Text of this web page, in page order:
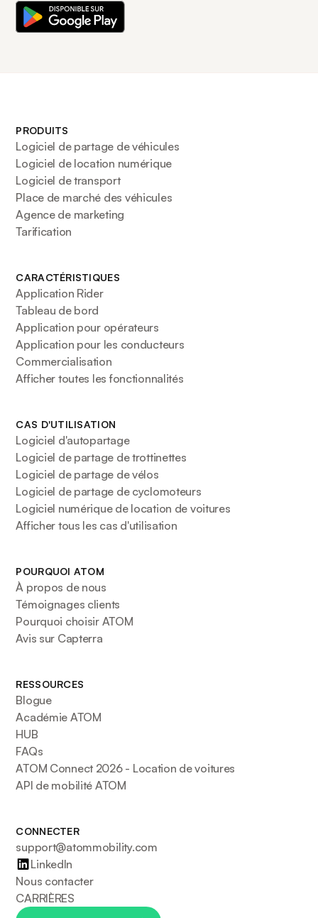
PRODUITS
Logiciel de partage de véhicules
Logiciel de location numérique
Logiciel de transport
Place de marché des véhicules
Agence de marketing
Tarification
CARACTÉRISTIQUES
Application Rider
Tableau de bord
Application pour opérateurs
Application pour les conducteurs
Commercialisation
Afficher toutes les fonctionnalités
CAS D'UTILISATION
Logiciel d'autopartage
Logiciel de partage de trottinettes
Logiciel de partage de vélos
Logiciel de partage de cyclomoteurs
Logiciel numérique de location de voitures
Afficher tous les cas d'utilisation
POURQUOI ATOM
À propos de nous
Témoignages clients
Pourquoi choisir ATOM
Avis sur Capterra
RESSOURCES
Blogue
Académie ATOM
HUB
FAQs
ATOM Connect 2026 - Location de voitures
API de mobilité ATOM
CONNECTER
support@atommobility.com
LinkedIn
Nous contacter
CARRIÈRES